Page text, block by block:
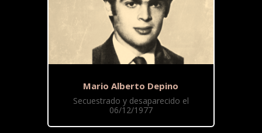
Mario Alberto Depino
Secuestrado y desaparecido el
06/12/1977